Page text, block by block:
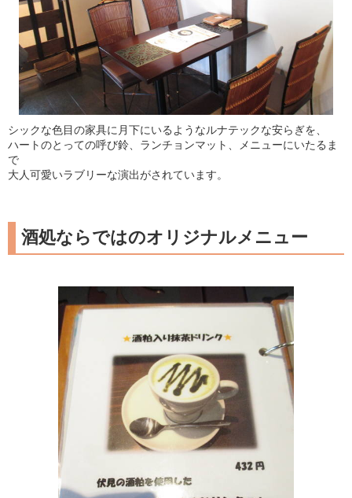
シックな色目の家具に月下にいるようなルナテックな安らぎを、
ハートのとっての呼び鈴、ランチョンマット、メニューにいたるま
で
大人可愛いラブリーな演出がされています。
酒処ならではのオリジナルメニュー